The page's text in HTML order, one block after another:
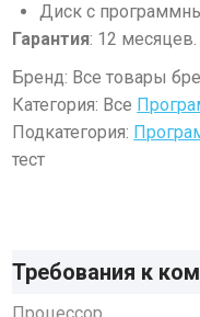
Диск с
Гарантия: 12 месяцев.
Бренд: Все товары
Категория: Все
Подкатегория:
тест
Требования к